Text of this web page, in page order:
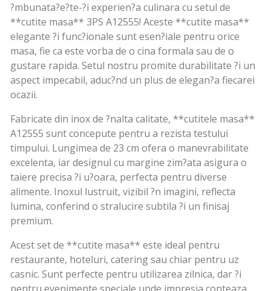
?mbunata?e?te-?i experien?a culinara cu setul de
**cutite masa** 3PS A12555! Aceste **cutite masa**
elegante ?i func?ionale sunt esen?iale pentru orice
masa, fie ca este vorba de o cina formala sau de o
gustare rapida. Setul nostru promite durabilitate ?i un
aspect impecabil, aduc?nd un plus de elegan?a fiecarei
ocazii.
Fabricate din inox de ?nalta calitate, **cutitele masa**
A12555 sunt concepute pentru a rezista testului
timpului. Lungimea de 23 cm ofera o manevrabilitate
excelenta, iar designul cu margine zim?ata asigura o
taiere precisa ?i u?oara, perfecta pentru diverse
alimente. Inoxul lustruit, vizibil ?n imagini, reflecta
lumina, conferind o stralucire subtila ?i un finisaj
premium.
Acest set de **cutite masa** este ideal pentru
restaurante, hoteluri, catering sau chiar pentru uz
casnic. Sunt perfecte pentru utilizarea zilnica, dar ?i